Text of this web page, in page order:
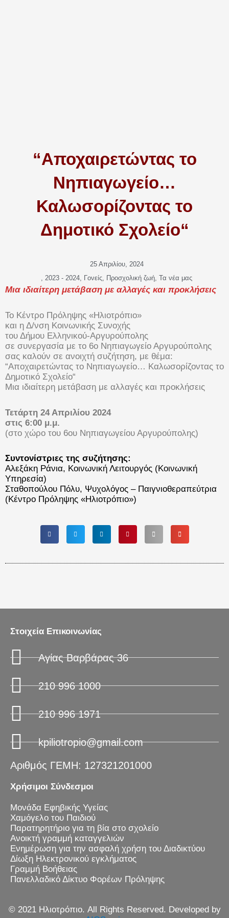
“Αποχαιρετώντας το
Νηπιαγωγείο…
Καλωσορίζοντας το
Δημοτικό Σχολείο“
25 Απριλίου, 2024
, 2023 - 2024, Γονείς, Προσχολική ζωή, Τα νέα μας
Μια ιδιαίτερη μετάβαση με αλλαγές και προκλήσεις
Το Κέντρο Πρόληψης «Ηλιοτρόπιο»
και η Δ/νση Κοινωνικής Συνοχής
του Δήμου Ελληνικού-Αργυρούπολης
σε συνεργασία με το 6ο Νηπιαγωγείο Αργυρούπολης
σας καλούν σε ανοιχτή συζήτηση, με θέμα:
“Αποχαιρετώντας το Νηπιαγωγείο… Καλωσορίζοντας το
Δημοτικό Σχολείο“
Μια ιδιαίτερη μετάβαση με αλλαγές και προκλήσεις
Τετάρτη 24 Απριλίου 2024
στις 6:00 μ.μ.
(στο χώρο του 6ου Νηπιαγωγείου Αργυρούπολης)
Συντονίστριες της συζήτησης:
Αλεξάκη Ράνια, Κοινωνική Λειτουργός (Κοινωνική
Υπηρεσία)
Σταθοπούλου Πόλυ, Ψυχολόγος – Παιγνιοθεραπεύτρια
(Κέντρο Πρόληψης «Ηλιοτρόπιο»)
Στοιχεία Επικοινωνίας
Αγίας Βαρβάρας 36
210 996 1000
210 996 1971
kpiliotropio@gmail.com
Αριθμός ΓΕΜΗ: 127321201000
Χρήσιμοι Σύνδεσμοι
Μονάδα Εφηβικής Υγείας
Χαμόγελο του Παιδιού
Παρατηρητήριο για τη βία στο σχολείο
Ανοικτή γραμμή καταγγελιών
Ενημέρωση για την ασφαλή χρήση του Διαδικτύου
Δίωξη Ηλεκτρονικού εγκλήματος
Γραμμή Βοήθειας
Πανελλαδικό Δίκτυο Φορέων Πρόληψης
© 2021 Ηλιοτρόπιο. All Rights Reserved. Developed by